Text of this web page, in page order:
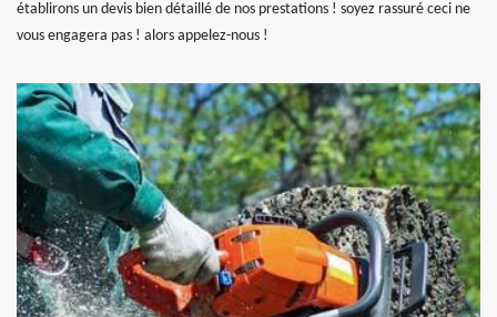
établirons un devis bien détaillé de nos prestations ! soyez rassuré ceci ne
vous engagera pas ! alors appelez-nous !